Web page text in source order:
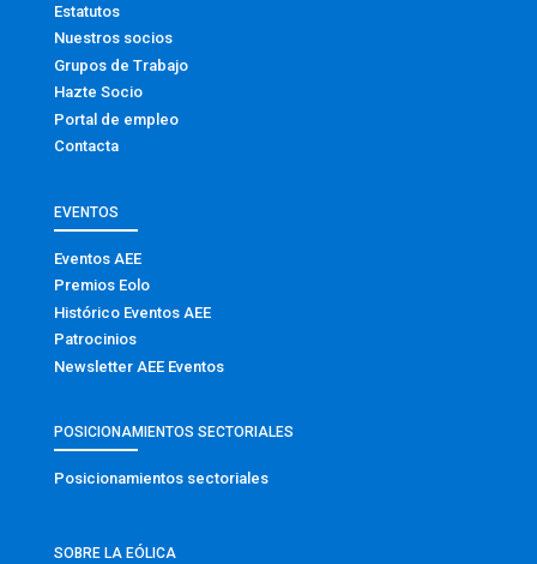
Estatutos
Nuestros socios
Grupos de Trabajo
Hazte Socio
Portal de empleo
Contacta
EVENTOS
Eventos AEE
Premios Eolo
Histórico Eventos AEE
Patrocinios
Newsletter AEE Eventos
POSICIONAMIENTOS SECTORIALES
Posicionamientos sectoriales
SOBRE LA EÓLICA